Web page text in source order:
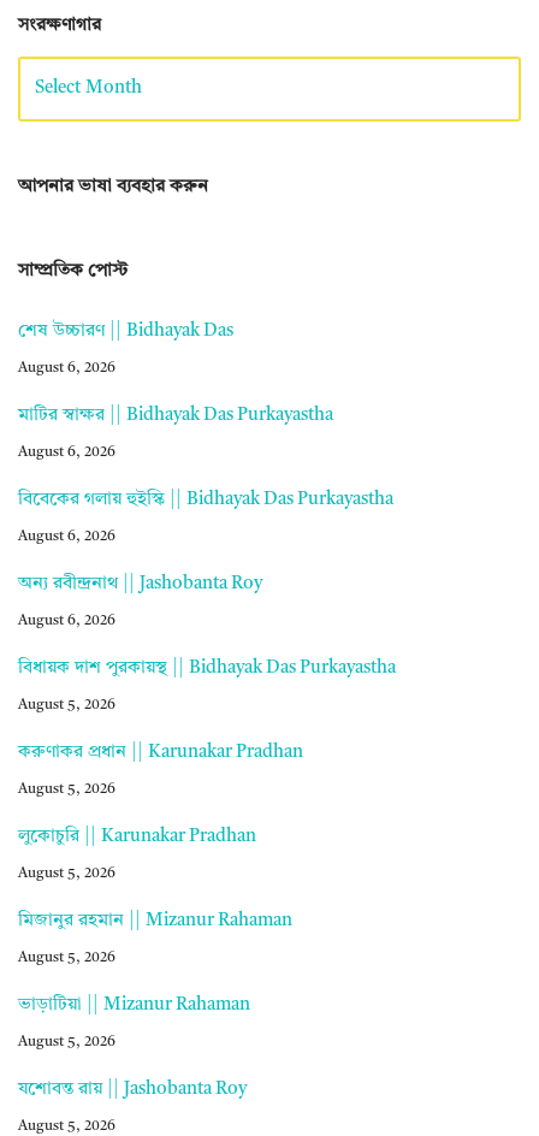
সংরক্ষণাগার
আপনার ভাষা ব্যবহার করুন
সাম্প্রতিক পোস্ট
শেষ উচ্চারণ || Bidhayak Das
August 6, 2026
মাটির স্বাক্ষর || Bidhayak Das Purkayastha
August 6, 2026
বিবেকের গলায় হুইস্কি || Bidhayak Das Purkayastha
August 6, 2026
অন্য রবীন্দ্রনাথ || Jashobanta Roy
August 6, 2026
বিধায়ক দাশ পুরকায়স্থ || Bidhayak Das Purkayastha
August 5, 2026
করুণাকর প্রধান || Karunakar Pradhan
August 5, 2026
লুকোচুরি || Karunakar Pradhan
August 5, 2026
মিজানুর রহমান || Mizanur Rahaman
August 5, 2026
ভাড়াটিয়া || Mizanur Rahaman
August 5, 2026
যশোবন্ত রায় || Jashobanta Roy
August 5, 2026